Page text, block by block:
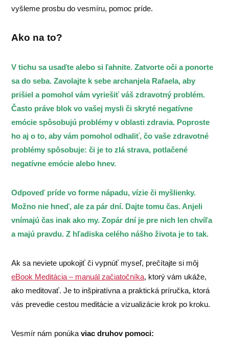
vyšleme prosbu do vesmíru, pomoc príde.
Ako na to?
V tichu sa usaďte alebo si ľahnite. Zatvorte oči a ponorte
sa do seba. Zavolajte k sebe archanjela Rafaela, aby
prišiel a pomohol vám vyriešiť váš zdravotný problém.
Často práve blok vo vašej mysli či skryté negatívne
emócie spôsobujú problémy v oblasti zdravia. Poproste
ho aj o to, aby vám pomohol odhaliť, čo vaše zdravotné
problémy spôsobuje: či je to zlá strava, potlačené
negatívne emócie alebo hnev.
Odpoveď príde vo forme nápadu, vízie či myšlienky.
Možno nie hneď, ale za pár dní. Dajte tomu čas. Anjeli
vnímajú čas inak ako my. Zopár dní je pre nich len chvíľa
a majú pravdu. Z hľadiska celého nášho života je to tak.
Ak sa neviete upokojiť či vypnúť myseľ, prečítajte si môj
eBook Meditácia – manuál začiatočníka, ktorý vám ukáže,
ako meditovať. Je to inšpiratívna a praktická príručka, ktorá
vás prevedie cestou meditácie a vizualizácie krok po kroku.
Vesmír nám ponúkaviac druhov pomoci: